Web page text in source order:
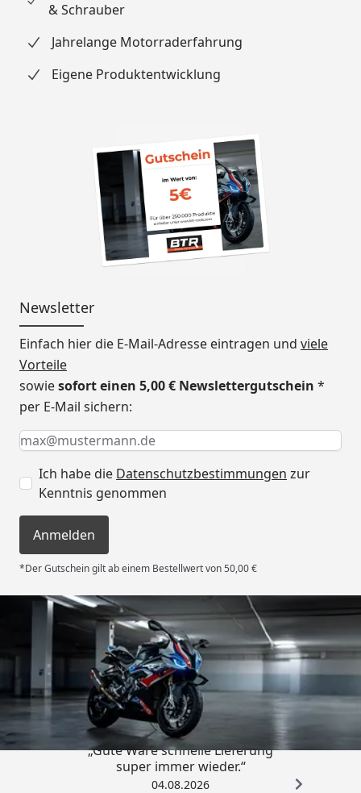
& Schrauber
Jahrelange Motorraderfahrung
Eigene Produktentwicklung
Newsletter
Einfach hier die E-Mail-Adresse eintragen und viele
Vorteile
sowiesofort einen 5,00 € Newslettergutschein *
per E-Mail sichern:
Keine Eingabe erforderlich
Eingabe erforderlich
E-Mail *
Ich habe die Datenschutzbestimmungen zur
Kenntnis genommen
Anmelden
*Der Gutschein gilt ab einem Bestellwert von 50,00 €
Trusted Shops
4,85/ 5
„Gute Ware schnelle Lieferung
super immer wieder.“
04.08.2026